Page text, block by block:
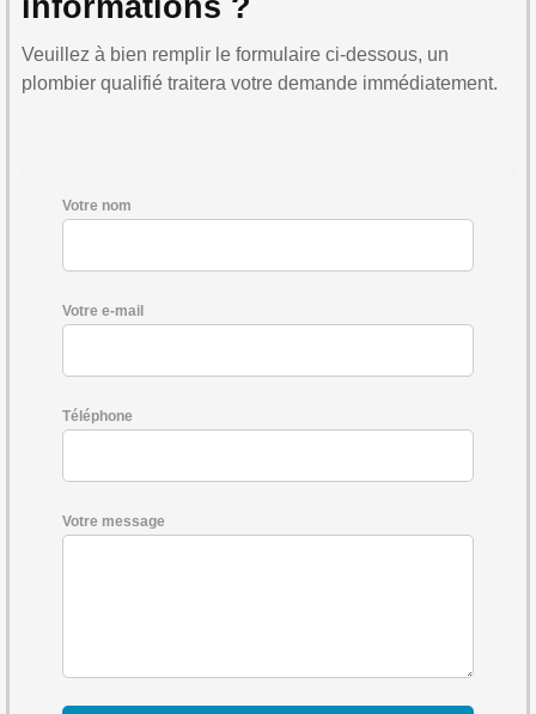
Veuillez à bien remplir le formulaire ci-dessous, un
plombier qualifié traitera votre demande immédiatement.
Votre nom
Votre e-mail
Téléphone
Votre message